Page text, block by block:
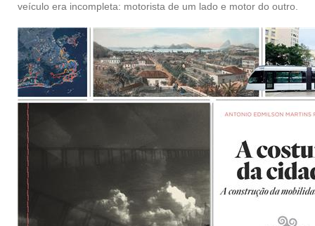
veículo era incompleta: motorista de um lado e motor do outro.